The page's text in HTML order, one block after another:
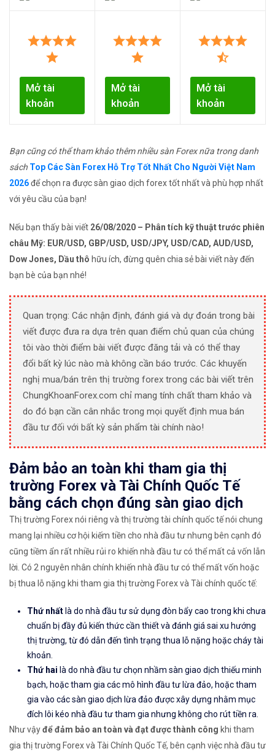
Mở tài
khoản
Mở tài
khoản
Mở tài
khoản
Bạn cũng có thể tham khảo thêm nhiều sàn Forex nữa trong danh
sách Top Các Sàn Forex Hỗ Trợ Tốt Nhất Cho Người Việt Nam
2026để chọn ra được sàn giao dịch forex tốt nhất và phù hợp nhất
với yêu cầu của bạn!
Nếu bạn thấy bài viết 26/08/2020 – Phân tích kỹ thuật trước phiên
châu Mỹ: EUR/USD, GBP/USD, USD/JPY, USD/CAD, AUD/USD,
Dow Jones, Dầu thô hữu ích, đừng quên chia sẻ bài viết này đến
bạn bè của bạn nhé!
Quan trọng: Các nhận định, đánh giá và dự đoán trong bài
viết được đưa ra dựa trên quan điểm chủ quan của chúng
tôi vào thời điểm bài viết được đăng tải và có thể thay
đổi bất kỳ lúc nào mà không cần báo trước. Các khuyến
nghị mua/bán trên thị trường forex trong các bài viết trên
ChungKhoanForex.com chỉ mang tính chất tham khảo và
do đó bạn cần cân nhắc trong mọi quyết định mua bán
đầu tư đối với bất kỳ sản phẩm tài chính nào!
Đảm bảo an toàn khi tham gia thị
trường Forex và Tài Chính Quốc Tế
bằng cách chọn đúng sàn giao dịch
Thị trường Forex nói riêng và thị trường tài chính quốc tế nói chung
mang lại nhiều cơ hội kiếm tiền cho nhà đầu tư nhưng bên cạnh đó
cũng tiềm ẩn rất nhiều rủi ro khiến nhà đầu tư có thể mất cả vốn lẫn
lời. Có 2 nguyên nhân chính khiến nhà đầu tư có thể mất vốn hoặc
bị thua lỗ nặng khi tham gia thị trường Forex và Tài chính quốc tế:
Thứ nhất là do nhà đầu tư sử dụng đòn bẩy cao trong khi chưa
chuẩn bị đầy đủ kiến thức cần thiết và đánh giá sai xu hướng
thị trường, từ đó dẫn đến tình trạng thua lỗ nặng hoặc cháy tài
khoản.
Thứ hai là do nhà đầu tư chọn nhầm sàn giao dịch thiếu minh
bạch, hoặc tham gia các mô hình đầu tư lừa đảo, hoặc tham
gia vào các sàn giao dịch lừa đảo được xây dựng nhằm mục
đích lôi kéo nhà đầu tư tham gia nhưng không cho rút tiền ra.
Như vậyđể đảm bảo an toàn và đạt được thành công khi tham
gia thị trường Forex và Tài Chính Quốc Tế, bên cạnh việc nhà đầu tư